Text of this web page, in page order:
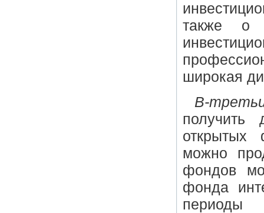
также о
широкая
В-
открытых
можно
фондов
фонда